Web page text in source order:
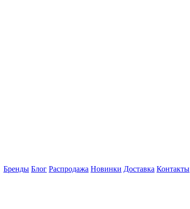
Бренды Блог Распродажа Новинки Доставка Контакты